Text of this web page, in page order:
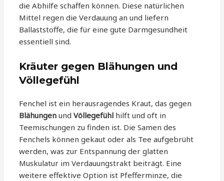
die Abhilfe schaffen können. Diese natürlichen
Mittel regen die Verdauung an und liefern
Ballaststoffe, die für eine gute Darmgesundheit
essentiell sind.
Kräuter gegen Blähungen und
Völlegefühl
Fenchel ist ein herausragendes Kraut, das gegen
Blähungen undVöllegefühl hilft und oft in
Teemischungen zu finden ist. Die Samen des
Fenchels können gekaut oder als Tee aufgebrüht
werden, was zur Entspannung der glatten
Muskulatur im Verdauungstrakt beiträgt. Eine
weitere effektive Option ist Pfefferminze, die